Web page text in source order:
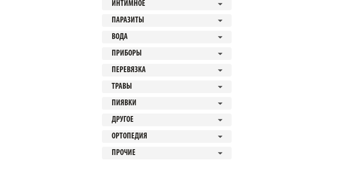
ИНТИМНОЕ
ПАРАЗИТЫ
ВОДА
ПРИБОРЫ
ПЕРЕВЯЗКА
ТРАВЫ
ПИЯВКИ
ДРУГОЕ
ОРТОПЕДИЯ
ПРОЧИЕ